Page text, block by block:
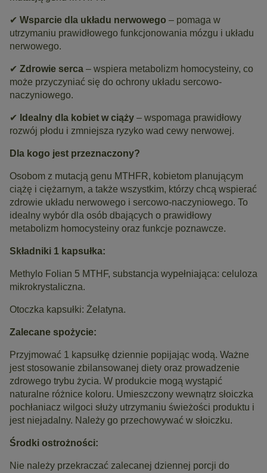
✔ Wsparcie dla układu nerwowego – pomaga w
utrzymaniu prawidłowego funkcjonowania mózgu i układu
nerwowego.
✔ Zdrowie serca – wspiera metabolizm homocysteiny, co
może przyczyniać się do ochrony układu sercowo-
naczyniowego.
✔ Idealny dla kobiet w ciąży – wspomaga prawidłowy
rozwój płodu i zmniejsza ryzyko wad cewy nerwowej.
Dla kogo jest przeznaczony?
Osobom z mutacją genu MTHFR, kobietom planującym
ciążę i ciężarnym, a także wszystkim, którzy chcą wspierać
zdrowie układu nerwowego i sercowo-naczyniowego. To
idealny wybór dla osób dbających o prawidłowy
metabolizm homocysteiny oraz funkcje poznawcze.
Składniki 1 kapsułka:
Methylo Folian 5 MTHF, substancja wypełniająca: celuloza
mikrokrystaliczna.
Otoczka kapsułki: Żelatyna.
Zalecane spożycie:
Przyjmować 1 kapsułkę dziennie popijając wodą. Ważne
jest stosowanie zbilansowanej diety oraz prowadzenie
zdrowego trybu życia. W produkcie mogą wystąpić
naturalne różnice koloru. Umieszczony wewnątrz słoiczka
pochłaniacz wilgoci służy utrzymaniu świeżości produktu i
jest niejadalny. Należy go przechowywać w słoiczku.
Środki ostrożności:
Nie należy przekraczać zalecanej dziennej porcji do